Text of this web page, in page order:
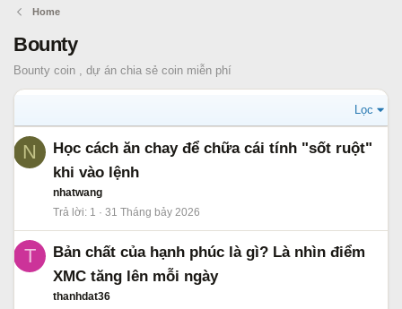
Home
Bounty
Bounty coin , dự án chia sẻ coin miễn phí
Lọc
N
Học cách ăn chay để chữa cái tính "sốt ruột"
khi vào lệnh
nhatwang
Trả lời 1 31 Tháng bảy 2026
T
Bản chất của hạnh phúc là gì? Là nhìn điểm
XMC tăng lên mỗi ngày
thanhdat36